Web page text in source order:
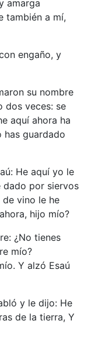
amarga
también a mí,
engaño, y
su nombre
dos veces: se
aquí ahora ha
has guardado
He aquí yo le
dado por siervos
vino le he
hijo mío?
¿No tienes
mío?
Y alzó Esaú
y le dijo: He
de la tierra, Y